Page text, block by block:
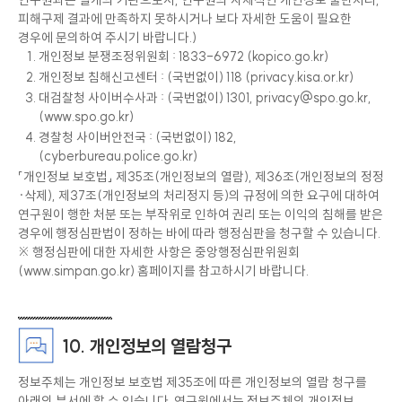
피해구제 결과에 만족하지 못하시거나 보다 자세한 도움이 필요한
경우에 문의하여 주시기 바랍니다.)
개인정보 분쟁조정위원회 : 1833-6972 (kopico.go.kr)
개인정보 침해신고센터 : (국번없이) 118 (privacy.kisa.or.kr)
대검찰청 사이버수사과 : (국번없이) 1301, privacy@spo.go.kr,
(www.spo.go.kr)
경찰청 사이버안전국 : (국번없이) 182,
(cyberbureau.police.go.kr)
「개인정보 보호법」 제35조(개인정보의 열람), 제36조(개인정보의 정정
·삭제), 제37조(개인정보의 처리정지 등)의 규정에 의한 요구에 대하여
연구원이 행한 처분 또는 부작위로 인하여 권리 또는 이익의 침해를 받은
경우에 행정심판법이 정하는 바에 따라 행정심판을 청구할 수 있습니다.
※ 행정심판에 대한 자세한 사항은 중앙행정심판위원회
(www.simpan.go.kr) 홈페이지를 참고하시기 바랍니다.
10. 개인정보의 열람청구
정보주체는 개인정보 보호법 제35조에 따른 개인정보의 열람 청구를